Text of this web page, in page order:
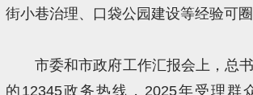
街小巷治理、口袋公园建设等经验可
市委和市政府工作汇报会上，总
的12345政务热线，2025年受理群